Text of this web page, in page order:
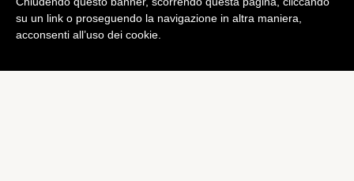
di Alessandro Moretti
su un link o proseguendo la navigazione in altra maniera,
acconsenti all’uso dei cookie.